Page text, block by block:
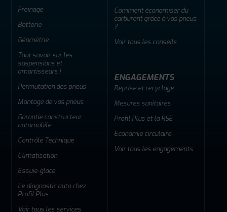
Freinage
Batterie
Géométrie
Tout savoir sur les
suspensions et
amortisseurs !
Permutation des pneus
Montage de vos pneus
Garantie constructeur
automobile
Contrôle Technique
Climatisation
Essuie-glace
Le diagnostic auto chez
Profil Plus
Voir tous les services
Comment économiser du
carburant grâce à vos pneus
?
Voir tous les conseils
ENGAGEMENTS
Reprise et recyclage
Mesures sanitaires
Profil Plus et la RSE
Économie circulaire
Voir tous les engagements